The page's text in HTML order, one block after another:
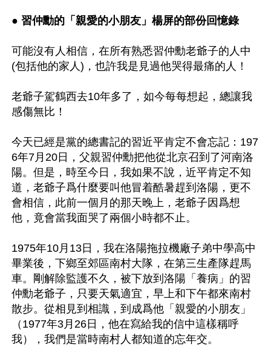
● 習仲勳的「親愛的小朋友」楊屏的部份回憶錄
可能沒有人相信，在所有熟悉習仲勳老爺子的人中
(包括他的家人)，也許我是見過他哭得最痛的人！
老爺子駕鶴西去10年多了，如今每每想起，總讓我
感傷無比！
今天已經是黨的總書記的習近平肯定不會忘記：197
6年7月20日，父親習仲勳把他從北京召到了河南洛
陽。但是，時至今日，我如果不說，近平肯定不知
道，老爺子爲什麼要叫他冒着酷暑趕到洛陽，更不
會相信，此前一個月的那天晚上，老爺子因爲想
他，竟會當我面哭了兩個小時都不止。
1975年10月13日，我在洛陽拖拉機廠子弟中學高中
畢業後，下鄉至郊區南村大隊，在第三生產隊趕馬
車。剛解除監護不久，被下放到洛陽「養病」的習
仲勳老爺子，只要天氣適宜，早上和下午都來南村
散步。從相見到相識，到成爲他「親愛的小朋友」
（1977年3月26日，他在寫給我的信中這樣稱呼
我），我們是當時南村人都知道的忘年交。